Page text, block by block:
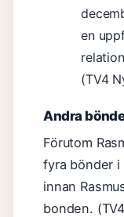
en
(TV4
Andra
Förutom
fyra bönder
innan
bonden.